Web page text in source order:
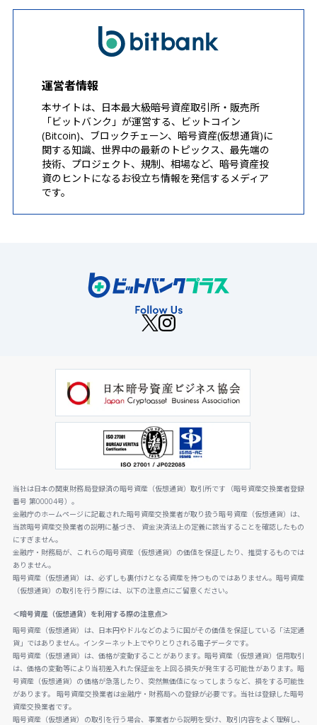
運営者情報
本サイトは、日本最大級暗号資産取引所・販売所
「ビットバンク」が運営する、ビットコイン
(Bitcoin)、ブロックチェーン、暗号資産(仮想通貨)に
関する知識、世界中の最新のトピックス、最先端の
技術、プロジェクト、規制、相場など、暗号資産投
資のヒントになるお役立ち情報を発信するメディア
です。
当社は日本の関東財務局登録済の暗号資産（仮想通貨）取引所です（暗号資産交換業者登録
番号 第00004号）。
金融庁のホームページに記載された暗号資産交換業者が取り扱う暗号資産（仮想通貨）は、
当該暗号資産交換業者の説明に基づき、 資金決済法上の定義に該当することを確認したもの
にすぎません。
金融庁・財務局が、これらの暗号資産（仮想通貨）の価値を保証したり、推奨するものでは
ありません。
暗号資産（仮想通貨）は、必ずしも裏付けとなる資産を持つものではありません。暗号資産
（仮想通貨）の取引を行う際には、以下の注意点にご留意ください。
＜暗号資産（仮想通貨）を利用する際の注意点＞
暗号資産（仮想通貨）は、日本円やドルなどのように国がその価値を保証している「法定通
貨」ではありません。インターネット上でやりとりされる電子データです。
暗号資産（仮想通貨）は、価格が変動することがあります。暗号資産（仮想通貨）信用取引
は、価格の変動等により当初差入れた保証金を上回る損失が発生する可能性があります。暗
号資産（仮想通貨）の価格が急落したり、突然無価値になってしまうなど、損をする可能性
があります。 暗号資産交換業者は金融庁・財務局への登録が必要です。当社は登録した暗号
資産交換業者です。
暗号資産（仮想通貨）の取引を行う場合、事業者から説明を受け、取引内容をよく理解し、